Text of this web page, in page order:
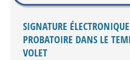
SIGNATURE
PROBATOIRE DANS LE
VOLET